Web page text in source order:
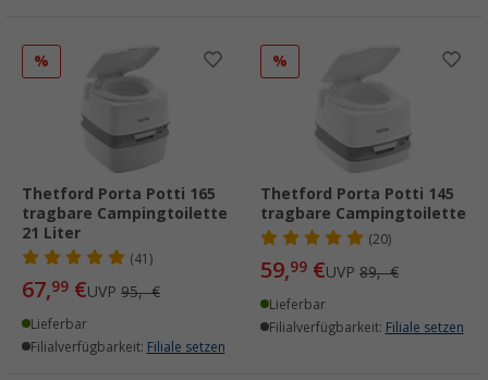
%
Thetford Porta Potti 165
tragbare Campingtoilette
21 Liter
(41)
67,99 €UVP 95,- €
Lieferbar
Filialverfügbarkeit: Filiale setzen
%
Thetford Porta Potti 145
tragbare Campingtoilette
(20)
59,99 €UVP 89,- €
Lieferbar
Filialverfügbarkeit: Filiale setzen